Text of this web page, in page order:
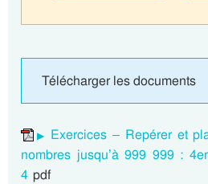
Télécharger les documents
Exercices – Repérer et
nombres jusqu’à 999 999 :
4 pdf